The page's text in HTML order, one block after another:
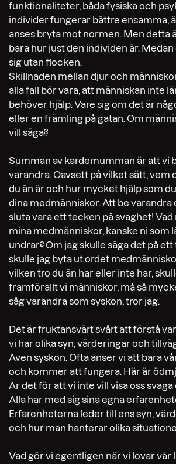
funktionaliteter, båda fysiska och
individer fungerar bättre ensamma,
anses bryta mot normen. Men detta
bara hur just den individen är.
sig utan flocken.
Skillnaden mellan djur och
alla fall bör vara, att människan inte
behöver hjälp. Vare sig om det är
eller en främling på gatan. Om
vill säga?
Summan av kardemumman är att vi
varandra. Oavsett på vilket sätt, vem
du än är och hur mycket hjälp som
dina medmänniskor. Att be varandra
sluta vara ett tecken på svaghet!
mina medmänniskor, kanske ni som
undrar? Om jag skulle säga det på
skulle jag byta ut ordet
vilken tro du än har eller inte har,
framförallt vi människor, må så
såg varandra som syskon, tror jag.
Det är fruktansvärt svårt att förstå
vi har olika syn, värderingar och
Även syskon. Ofta anser vi att bara
och kommer att fungera. Här är
Är det för att vi inte vill visa oss svaga
Alla har med sig sina egna
Erfarenheterna leder till ens syn,
och hur man hanterar olika
Vad gör vi egentligen när vi lovar vår